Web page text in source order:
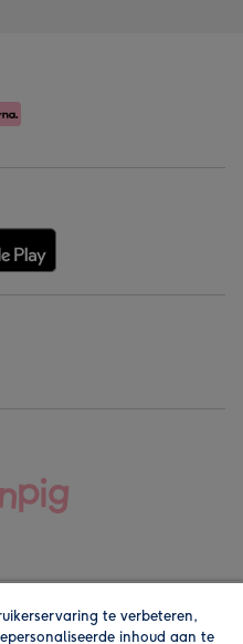
te verbeteren,
inhoud aan te